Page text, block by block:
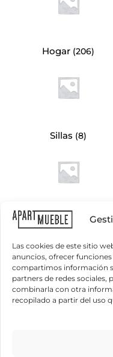
Las cookies de este sitio
anuncios, ofrecer
compartimos información
partners de redes sociales,
combinarla con otra
recopilado a partir del uso
Hogar (206)
Sillas (8)
Sofás cama para
Cómodas y cajoneras